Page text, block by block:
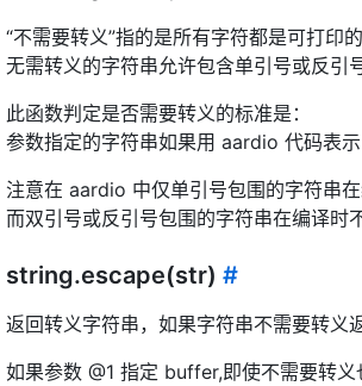
“不需要转义”指的是所有字符都是可打印
无需转义的字符串允许包含单引号或反引号
此函数判定是否需要转义的标准是：
参数指定的字符串如果用 aardio 代码表
注意在 aardio 中仅单引号包围的字符串
而双引号或反引号包围的字符串在编译时
string.escape(str) #
返回转义字符串，如果字符串不需要转义
如果参数 @1 指定 buffer,即使不需要转